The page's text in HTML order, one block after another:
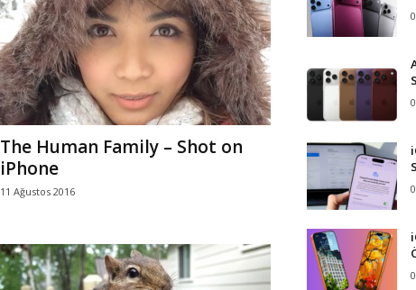
The Human Family – Shot on
iPhone
11 Ağustos 2016